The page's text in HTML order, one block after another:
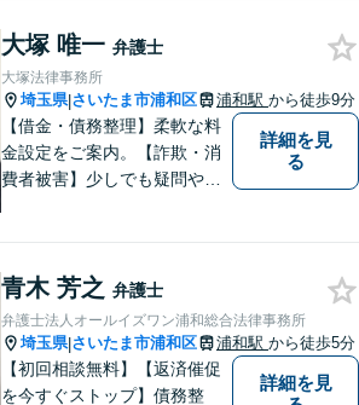
の代わりに悩み、考え、解決
策をご提案します。
大塚 唯一 弁護士
大塚法律事務所
埼玉県|さいたま市浦和区 浦和駅 から徒歩9分
【借金・債務整理】柔軟な料
金設定をご案内。【詐欺・消
費者被害】少しでも疑問や不
【刑事事件】スピーディーな
接見を重視！少年事件は子ど
もたちの将来を見据えてサポ
ート。
詳細を見
る
青木 芳之 弁護士
弁護士法人オールイズワン浦和総合法律事務所
埼玉県|さいたま市浦和区 浦和駅 から徒歩5分
【初回相談無料】【返済催促
を今すぐストップ】債務整
詳細を見